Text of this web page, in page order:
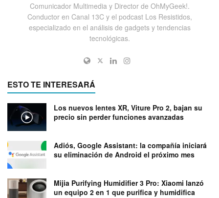
Comunicador Multimedia y Director de OhMyGeek!.
Conductor en Canal 13C y el podcast Los Resistidos,
especializado en el análisis de gadgets y tendencias
tecnológicas.
ESTO TE INTERESARÁ
Los nuevos lentes XR, Viture Pro 2, bajan su
precio sin perder funciones avanzadas
Adiós, Google Assistant: la compañía iniciará
su eliminación de Android el próximo mes
Mijia Purifying Humidifier 3 Pro: Xiaomi lanzó
un equipo 2 en 1 que purifica y humidifica